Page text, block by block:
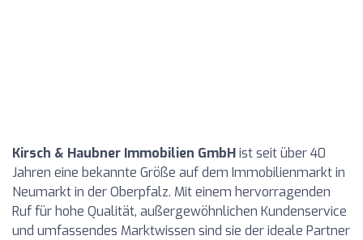
Kirsch & Haubner Immobilien GmbHist seit über 40
Jahren eine bekannte Größe auf dem Immobilienmarkt in
Neumarkt in der Oberpfalz. Mit einem hervorragenden
Ruf für hohe Qualität, außergewöhnlichen Kundenservice
und umfassendes Marktwissen sind sie der ideale Partner